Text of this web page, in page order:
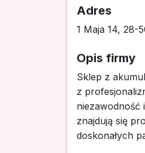
Adres
1 Maja 14, 28-
Opis firmy
Sklep z
z
niezawodność
znajdują się
doskonałych